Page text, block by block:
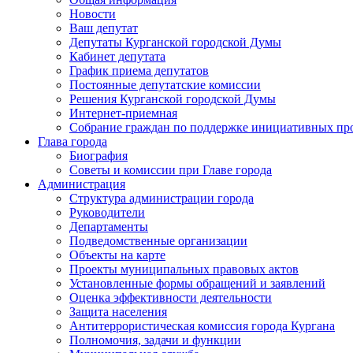
Новости
Ваш депутат
Депутаты Курганской городской Думы
Кабинет депутата
График приема депутатов
Постоянные депутатские комиссии
Решения Курганской городской Думы
Интернет-приемная
Собрание граждан по поддержке инициативных
Глава города
Биография
Советы и комиссии при Главе города
Администрация
Структура администрации города
Руководители
Департаменты
Подведомственные организации
Объекты на карте
Проекты муниципальных правовых актов
Установленные формы обращений и заявлений
Оценка эффективности деятельности
Защита населения
Антитеррористическая комиссия города Кургана
Полномочия, задачи и функции